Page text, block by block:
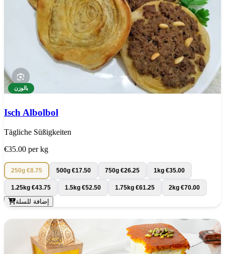
بالوزن
Isch Albolbol
Tägliche Süßigkeiten
€35.00 per kg
250g €8.75 500g €17.50 750g €26.25 1kg €35.00
1.25kg €43.75 1.5kg €52.50 1.75kg €61.25 2kg €70.00
إضافة للسلة